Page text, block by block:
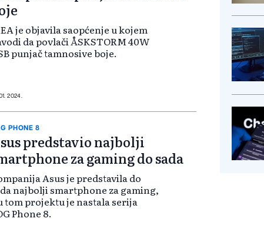
je objavila saopćenje u kojem
da povlači ÅSKSTORM 40W
punjač tamnosive boje.
2024.
PHONE 8
predstavio najbolji
za gaming do sada
Asus je predstavila do
najbolji smartphone za gaming,
tom projektu je nastala serija
Phone 8.